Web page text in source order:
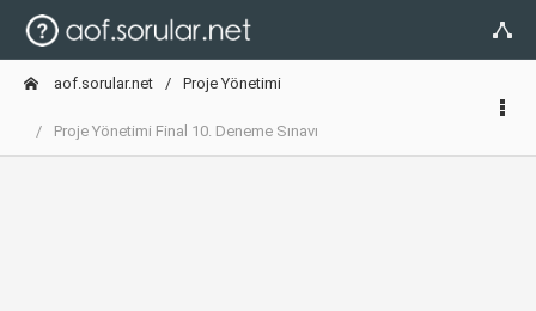
aof.sorular.net Proje Yönetimi
Proje Yönetimi Final 10. Deneme Sınavı